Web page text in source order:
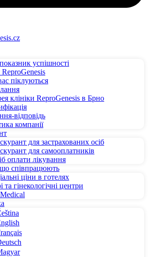
успішності
піклуються
клініки ReproGenesis в Брно
відповідь
компанії
для застрахованих осіб
для самооплатників
оплати лікування
співпрацюють
ціни в готелях
та гінекологічні центри